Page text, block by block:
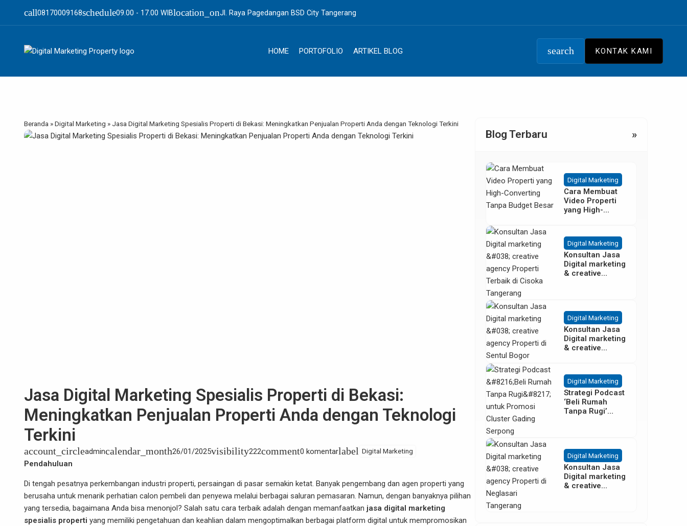
call08170009168schedule09.00 - 17.00 WIBlocation_onJl. Raya Pagedangan BSD City Tangerang
HOME PORTOFOLIO ARTIKEL BLOG search KONTAK KAMI
Beranda »Digital Marketing » Jasa Digital Marketing Spesialis Properti di Bekasi: Meningkatkan Penjualan Properti Anda dengan Teknologi Terkini
Jasa Digital Marketing Spesialis Properti di Bekasi:
Meningkatkan Penjualan Properti Anda dengan Teknologi
Terkini
account_circleadmincalendar_month26/01/2025visibility222comment0 komentarlabel Digital Marketing
Pendahuluan
Di tengah pesatnya perkembangan industri properti, persaingan di pasar semakin ketat. Banyak pengembang dan agen properti yang
berusaha untuk menarik perhatian calon pembeli dan penyewa melalui berbagai saluran pemasaran. Namun, dengan banyaknya pilihan
yang tersedia, bagaimana Anda bisa menonjol? Salah satu cara terbaik adalah dengan memanfaatkan jasa digital marketing
spesialis properti yang memiliki pengetahuan dan keahlian dalam mengoptimalkan berbagai platform digital untuk mempromosikan
Blog Terbaru »
Digital Marketing
Cara Membuat
Video Properti
yang High-
Besar
Digital Marketing
Konsultan Jasa
Digital marketing
& creative
Tangerang
Digital Marketing
Konsultan Jasa
Digital marketing
& creative
Digital Marketing
Strategi Podcast
‘Beli Rumah
Tanpa Rugi’
Digital Marketing
Konsultan Jasa
Digital marketing
& creative